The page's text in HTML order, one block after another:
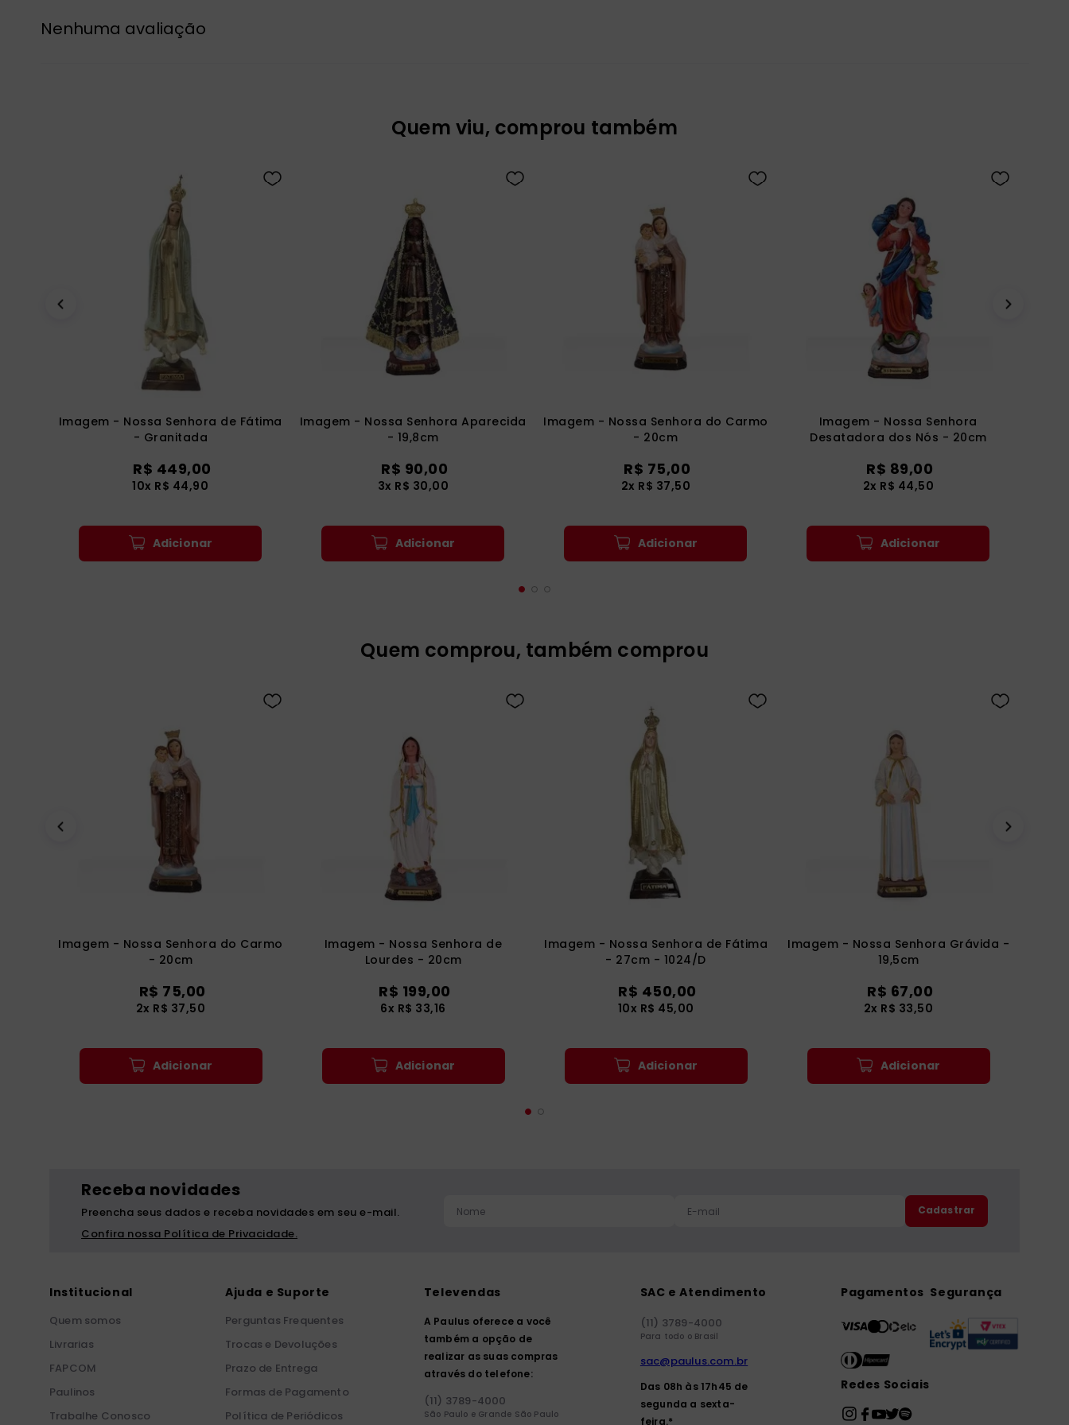
Nenhuma avaliação
Quem viu, comprou também
Imagem - Nossa Senhora de Fátima
- Granitada
R$ 449,00
10x R$ 44,90
Adicionar
Imagem - Nossa Senhora Aparecida
- 19,8cm
R$ 90,00
3x R$ 30,00
Adicionar
Imagem - Nossa Senhora do Carmo
- 20cm
R$ 75,00
2x R$ 37,50
Adicionar
Imagem - Nossa Senhora
Desatadora dos Nós - 20cm
R$ 89,00
2x R$ 44,50
Adicionar
Quem comprou, também comprou
Imagem - Nossa Senhora do Carmo
- 20cm
R$ 75,00
2x R$ 37,50
Adicionar
Imagem - Nossa Senhora de
Lourdes - 20cm
R$ 199,00
6x R$ 33,16
Adicionar
Imagem - Nossa Senhora de Fátima
- 27cm - 1024/D
R$ 450,00
10x R$ 45,00
Adicionar
Imagem - Nossa Senhora Grávida -
19,5cm
R$ 67,00
2x R$ 33,50
Adicionar
Receba novidades
Preencha seus dados e receba novidades em seu e-mail.
Confira nossa Política de Privacidade.
Cadastrar
Institucional
Quem somos
Livrarias
FAPCOM
Paulinos
Trabalhe Conosco
Ajuda e Suporte
Perguntas Frequentes
Trocas e Devoluções
Prazo de Entrega
Formas de Pagamento
Política de Periódicos
Televendas
A Paulus oferece a você
também a opção de
realizar as suas compras
através do telefone:
(11) 3789-4000
São Paulo e Grande São Paulo
SAC e Atendimento
(11) 3789-4000
Para todo o Brasil
sac@paulus.com.br
Das 08h às 17h45 de
segunda a sexta-
feira.*
Pagamentos Segurança
Redes Sociais